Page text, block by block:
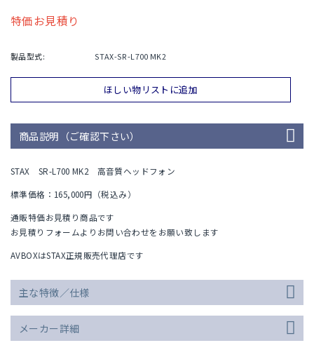
特価お見積り
製品型式: STAX-SR-L700 MK2
ほしい物リストに追加
商品説明（ご確認下さい）
STAX SR-L700 MK2 高音質ヘッドフォン
標準価格：165,000円（税込み）
通販特価お見積り商品です
お見積りフォームよりお問い合わせをお願い致します
AVBOXはSTAX正規販売代理店です
主な特徴／仕様
メーカー詳細